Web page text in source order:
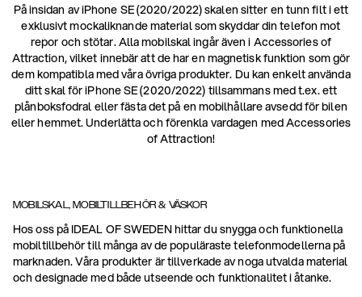
På insidan av iPhone SE (2020/2022) skalen sitter en tunn filt i ett
exklusivt mockaliknande material som skyddar din telefon mot
repor och stötar. Alla mobilskal ingår även i Accessories of
Attraction, vilket innebär att de har en magnetisk funktion som gör
dem kompatibla med våra övriga produkter. Du kan enkelt använda
ditt skal för iPhone SE (2020/2022) tillsammans med t.ex. ett
plånboksfodral eller fästa det på en mobilhållare avsedd för bilen
eller hemmet. Underlätta och förenkla vardagen med Accessories
of Attraction!
MOBILSKAL, MOBILTILLBEHÖR & VÄSKOR
Hos oss på IDEAL OF SWEDEN hittar du snygga och funktionella
mobiltillbehör till många av de populäraste telefonmodellerna på
marknaden. Våra produkter är tillverkade av noga utvalda material
och designade med både utseende och funktionalitet i åtanke.